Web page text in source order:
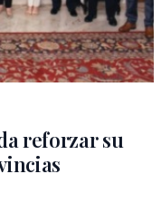
reforzar su